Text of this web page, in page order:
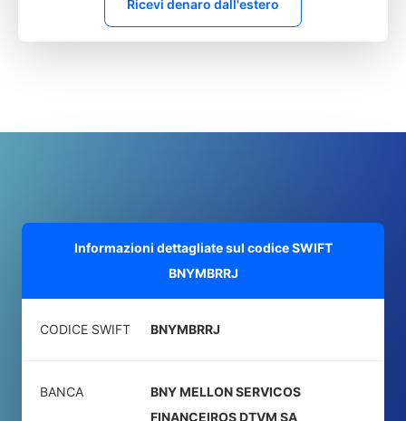
Ricevi denaro dall'estero
Informazioni dettagliate sul codice SWIFT
BNYMBRRJ
CODICE SWIFT BNYMBRRJ
BANCA
BNY MELLON SERVICOS
FINANCEIROS DTVM SA